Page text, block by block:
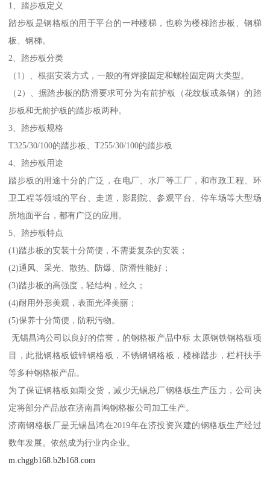
1、踏步板定义
踏步板是钢格板的用于平台的一种楼梯，也称为楼梯踏步板、钢梯
板、钢梯。
2、踏步板分类
（1）、根据安装方式，一般的有焊接固定和螺栓固定两大类型。
（2）、据踏步板的防滑要求可分为有前护板（花纹板或条钢）的踏
步板和无前护板的踏步板两种。
3、踏步板规格
T325/30/100的踏步板、T255/30/100的踏步板
4、踏步板用途
踏步板的用途十分的广泛，在电厂、水厂等工厂，和市政工程、环
卫工程等领域的平台、走道，影剧院、参观平台、停车场等大型场
所地面平台，都有广泛的应用。
5、踏步板特点
(1)踏步板的安装十分简便，不需要复杂的安装；
(2)通风、采光、散热、防爆、防滑性能好；
(3)踏步板的高强度，轻结构，经久；
(4)耐用外形美观，表面光泽美丽；
(5)保养十分简便，防积污物。
无锡昌鸿公司以良好的信誉，的钢格板产品中标 太原钢铁钢格板项
目，此批钢格板镀锌钢格板，不锈钢钢格板，楼梯踏步，栏杆扶手
等多种钢格板产品。
为了保证钢格板如期交货，减少无锡总厂钢格板生产压力，公司决
定将部分产品放在济南昌鸿钢格板公司加工生产。
济南钢格板厂是无锡昌鸿在2019年在济投资兴建的钢格板生产经过
数年发展。依然成为行业内企业。
m.chggb168.b2b168.com